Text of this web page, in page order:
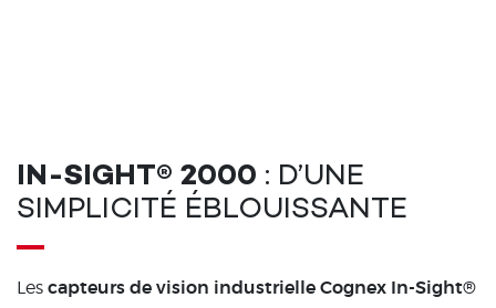
IN-SIGHT® 2000 : D’UNE
SIMPLICITÉ ÉBLOUISSANTE
Les capteurs de vision industrielle Cognex In-Sight®